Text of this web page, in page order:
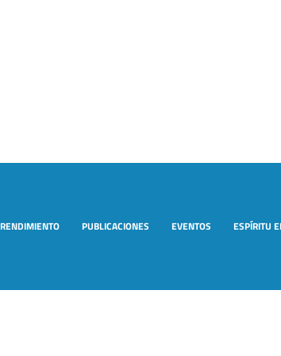
PUBLICACIONES EVENTOS ESPÍRITU